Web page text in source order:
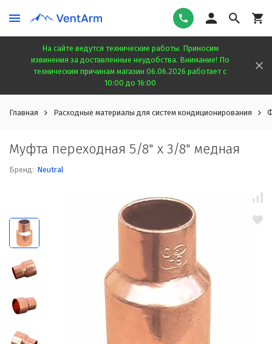
На сайте ведутся технические работы. Приносим
извинения за доставленные неудобства. Внимание! По
техническим причинам магазин 06.06.2026 работает с
10:00 до 16:00
Главная Расходные материалы для систем кондиционирования
Муфта переходная 5/8" х 3/8" медная
Бренд: Neutral